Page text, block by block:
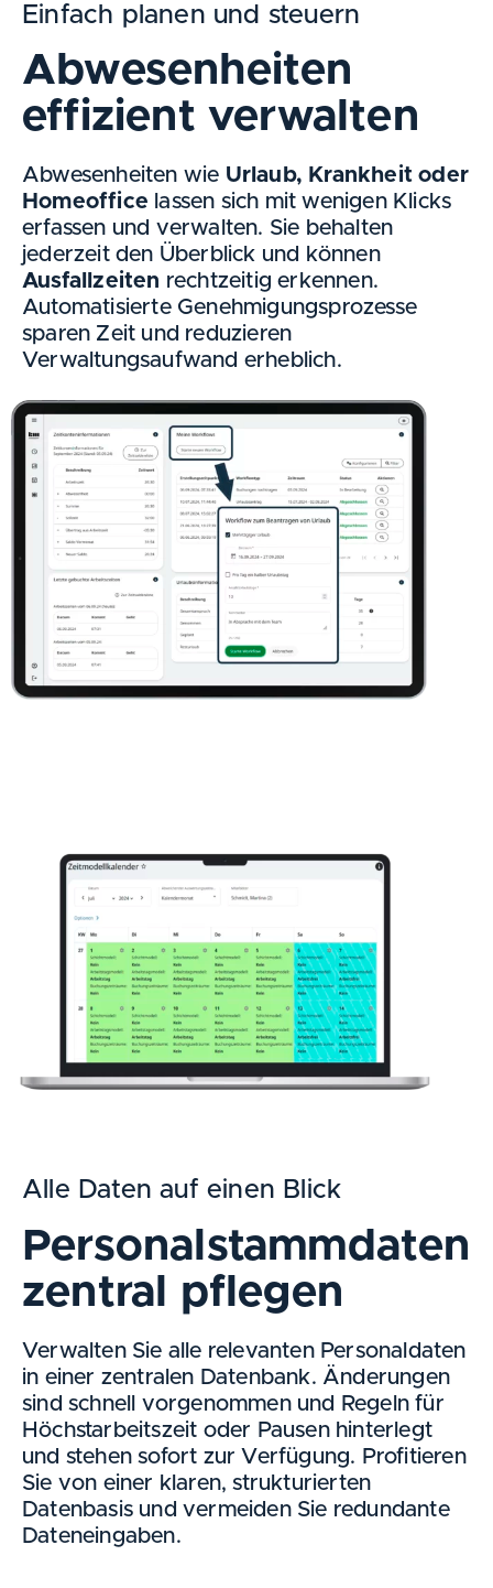
Einfach planen und steuern
Abwesenheiten
effizient verwalten
Abwesenheiten wie Urlaub, Krankheit oder
Homeoffice lassen sich mit wenigen Klicks
erfassen und verwalten. Sie behalten
jederzeit den Überblick und können
Ausfallzeiten rechtzeitig erkennen.
Automatisierte Genehmigungsprozesse
sparen Zeit und reduzieren
Verwaltungsaufwand erheblich.
Alle Daten auf einen Blick
Personalstammdaten
zentral pflegen
Verwalten Sie alle relevanten Personaldaten
in einer zentralen Datenbank. Änderungen
sind schnell vorgenommenund Regelnfür
Höchstarbeitszeit oder Pausen hinterlegt
und stehen sofort zur Verfügung. Profitieren
Sie von einer klaren, strukturierten
Datenbasis und vermeiden Sie redundante
Dateneingaben.